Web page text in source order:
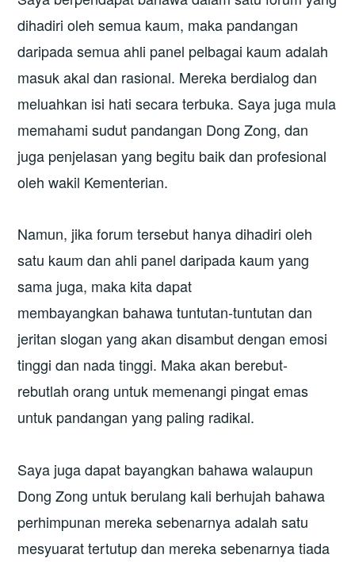
dihadiri oleh semua kaum, maka pandangan
daripada semua ahli panel pelbagai kaum adalah
masuk akal dan rasional. Mereka berdialog dan
meluahkan isi hati secara terbuka. Saya juga mula
memahami sudut pandangan Dong Zong, dan
juga penjelasan yang begitu baik dan profesional
oleh wakil Kementerian.
Namun, jika forum tersebut hanya dihadiri oleh
satu kaum dan ahli panel daripada kaum yang
sama juga, maka kita dapat
membayangkan bahawa tuntutan-tuntutan dan
jeritan slogan yang akan disambut dengan emosi
tinggi dan nada tinggi. Maka akan berebut-
rebutlah orang untuk memenangi pingat emas
untuk pandangan yang paling radikal.
Saya juga dapat bayangkan bahawa walaupun
Dong Zong untuk berulang kali berhujah bahawa
perhimpunan mereka sebenarnya adalah satu
mesyuarat tertutup dan mereka sebenarnya tiada